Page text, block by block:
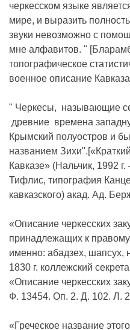
черкесском языке
мире, и выразить
звуки невозможно с
мне алфавитов. "
топографическое
военное описание
" Черкесы, называющие
древние времена
Крымский полуостров и
названием
Кавказе» (Нальчик, 1992
Тифлис, типография
кавказского) акад. Ад.
«Описание черкесских
принадлежащих к
именно: абадзех, шапсух,
1830 г. коллежский
«Описание черкесских
Ф. 13454. Оп. 2. Д. 102. Л.
«Греческое название